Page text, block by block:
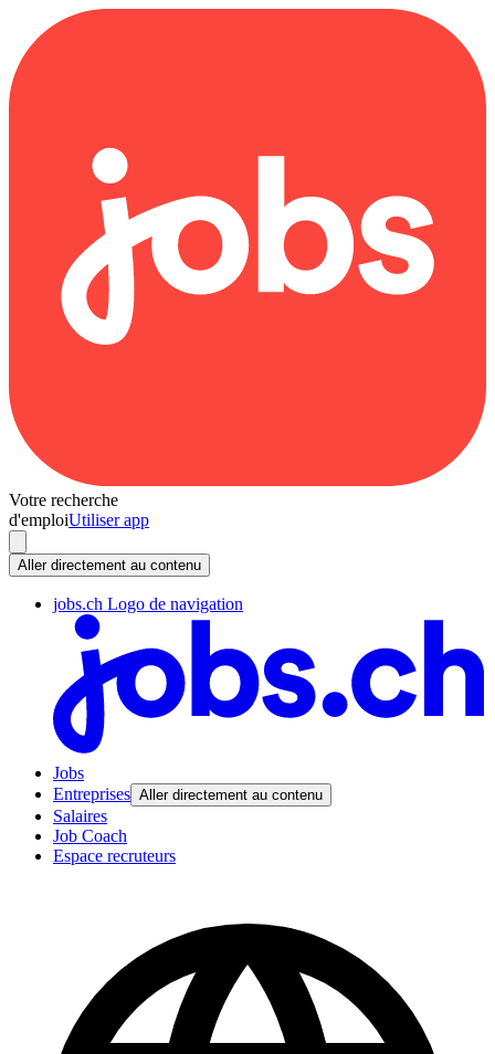
Votre recherche
d'emploiUtiliser app
Aller directement au contenu
jobs.ch Logo de navigation
Jobs
Entreprises Aller directement au contenu
Salaires
Job Coach
Espace recruteurs